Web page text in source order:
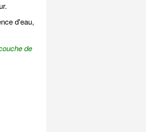
d'eau,
de